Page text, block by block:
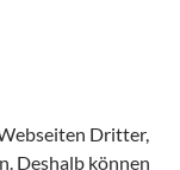
Dritter,
Deshalb können